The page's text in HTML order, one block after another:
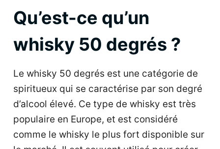
Qu’est-ce qu’un
whisky 50 degrés ?
Le whisky 50 degrés est une catégorie de
spiritueux qui se caractérise par son degré
d’alcool élevé. Ce type de whisky est très
populaire en Europe, et est considéré
comme le whisky le plus fort disponible sur